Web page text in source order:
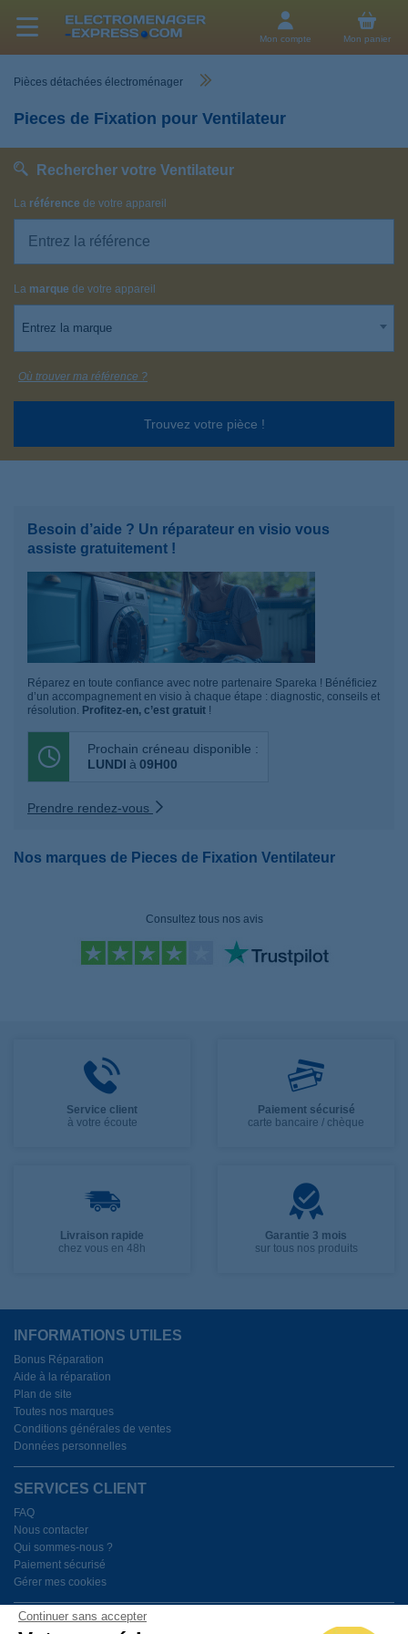
Continuer sans accepter
Mon compte Mon panier
Pièces détachées électroménager
Pieces de Fixation pour Ventilateur
Rechercher votre Ventilateur
La référence de votre appareil
La marque de votre appareil
Entrez la marque
Trouvez votre pièce !
Où trouver ma référence ?
Besoin d’aide ? Un réparateur en visio vous
assiste gratuitement !
Réparez en toute confiance avec notre partenaire Spareka ! Bénéficiez
d’un accompagnement en visio à chaque étape : diagnostic, conseils et
résolution. Profitez-en, c’est gratuit !
Prochain créneau disponible :
LUNDI à 09H00
Prendre rendez-vous
Nos marques de Pieces de Fixation Ventilateur
Consultez tous nos avis
Service client
à votre écoute
Paiement sécurisé
carte bancaire / chèque
Livraison rapide
chez vous en 48h
Garantie 3 mois
sur tous nos produits
INFORMATIONS UTILES
Bonus Réparation
Aide à la réparation
Plan de site
Toutes nos marques
Conditions générales de ventes
Données personnelles
SERVICES CLIENT
FAQ
Nous contacter
Qui sommes-nous ?
Paiement sécurisé
Gérer mes cookies
BESOIN D'AIDE ?